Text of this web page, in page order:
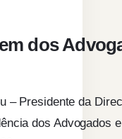
dos
– Presidente da
dos Advogados